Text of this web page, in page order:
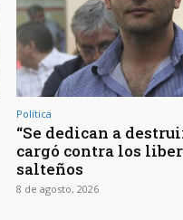
Política
“Se dedican a
cargó contra los
salteños
8 de agosto, 2026